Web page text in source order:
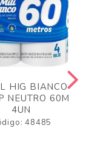
HIG BIANCO
NEUTRO 60M
4UN
48485